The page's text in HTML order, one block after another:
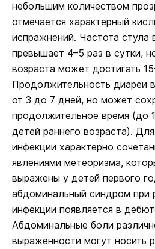
небольшим количеством
отмечается характерный
испражнений. Частота стула
превышает 4–5 раз в сутки,
возраста может достигать
Продолжительность диареи
от 3 до 7 дней, но может
продолжительное время (до
детей раннего возраста).
инфекции характерно
явлениями метеоризма,
выражены у детей первого
абдоминальный синдром при
инфекции появляется в
Абдоминальные боли
выраженности могут носить